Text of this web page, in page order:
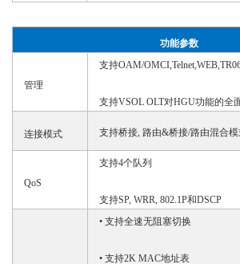
功能参数
管理
支持OAM/
支持VSOL OLT对HGU功能的全
连接模式 支持桥接, 路由&桥接/路由混合
QoS
支持4个队列
支持SP, WRR, 802.1P和DSCP
• 支持全速无阻塞切换
• 支持2K MAC地址表